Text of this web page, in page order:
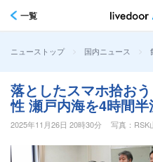
一覧
ニューストップ > 国内ニュース >
落としたスマホ拾お
性 瀬戸内海を4時間
2025年11月26日 20時30分
写真：RSK